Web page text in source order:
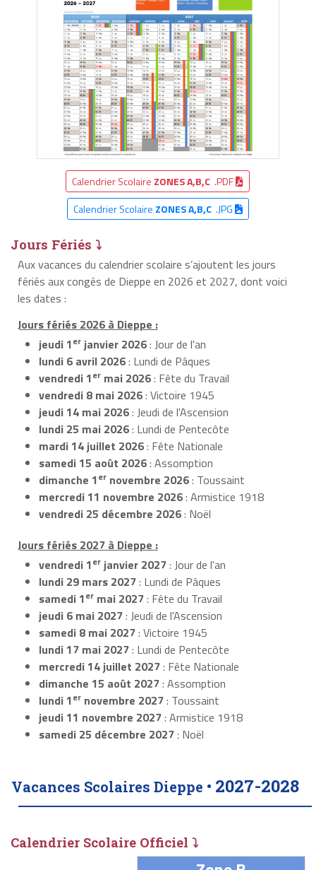
Calendrier Scolaire ZONES A,B,C .PDF
Calendrier Scolaire ZONES A,B,C.JPG
Jours Fériés ⤵
Aux vacances du calendrier scolaire s’ajoutent les jours
fériés aux congés de Dieppe en 2026 et 2027, dont voici
les dates :
Jours fériés 2026 à Dieppe :
jeudi 1er janvier 2026: Jour de l'an
lundi 6 avril 2026: Lundi de Pâques
vendredi 1er mai 2026: Fête du Travail
vendredi 8 mai 2026: Victoire 1945
jeudi 14 mai 2026: Jeudi de l'Ascension
lundi 25 mai 2026: Lundi de Pentecôte
mardi 14 juillet 2026: Fête Nationale
samedi 15 août 2026: Assomption
dimanche 1er novembre 2026: Toussaint
mercredi 11 novembre 2026: Armistice 1918
vendredi 25 décembre 2026: Noël
Jours fériés 2027 à Dieppe :
vendredi 1er janvier 2027: Jour de l'an
lundi 29 mars 2027: Lundi de Pâques
samedi 1er mai 2027: Fête du Travail
jeudi 6 mai 2027: Jeudi de l'Ascension
samedi 8 mai 2027: Victoire 1945
lundi 17 mai 2027: Lundi de Pentecôte
mercredi 14 juillet 2027: Fête Nationale
dimanche 15 août 2027: Assomption
lundi 1er novembre 2027: Toussaint
jeudi 11 novembre 2027: Armistice 1918
samedi 25 décembre 2027: Noël
Vacances Scolaires Dieppe • 2027-2028
Calendrier Scolaire Officiel ⤵